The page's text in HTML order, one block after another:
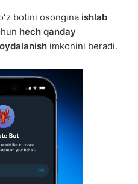
botini osongina ishlab
hech qanday
imkonini beradi.